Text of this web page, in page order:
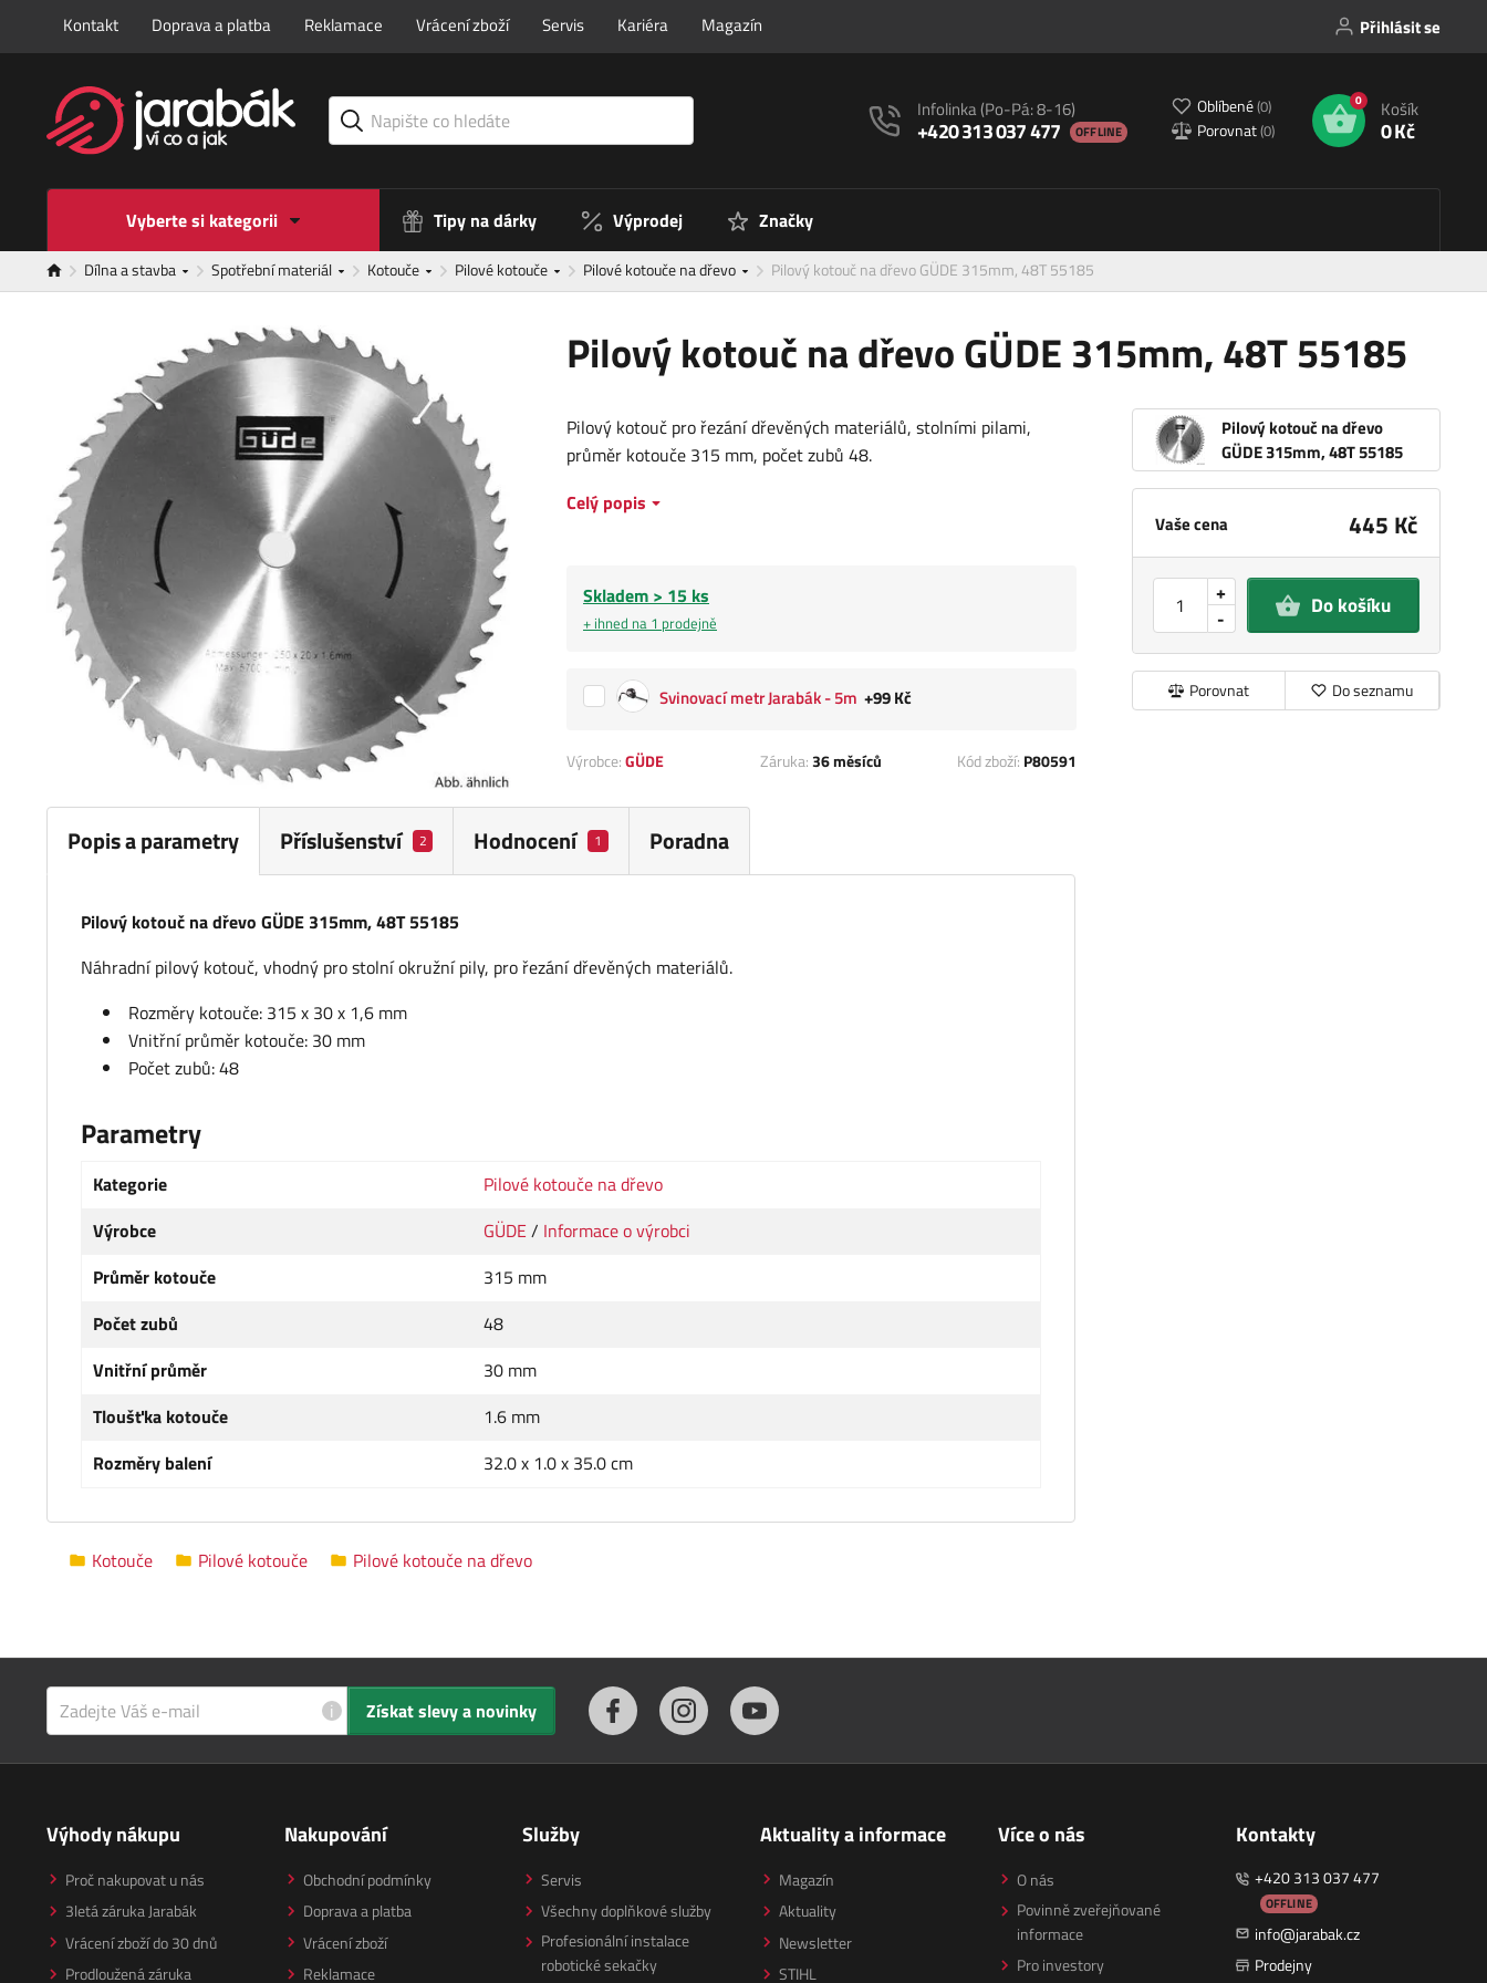
Kontakt Doprava a platba Reklamace Vrácení zboží Servis Kariéra Magazín Přihlásit se
Infolinka(Po-Pá: 8-16)
+420 313 037 477 OFFLINE
Oblíbené(0)
Porovnat(0)
0 Košík
0 Kč
Vyberte si kategorii Tipy na dárky Výprodej Značky
Dílna a stavba Spotřební materiál Kotouče Pilové kotouče Pilové kotouče na dřevo Pilový kotouč na dřevo GÜDE 315mm, 48T 55185
Pilový kotouč na dřevo GÜDE 315mm, 48T 55185
Pilový kotouč na dřevo
GÜDE 315mm, 48T 55185
Vaše cena 445 Kč
-
+ Do košíku
Porovnat Do seznamu
Pilový kotouč pro řezání dřevěných materiálů, stolními pilami,
průměr kotouče 315 mm, počet zubů 48.
Celý popis
Skladem > 15 ks
+ ihned na 1 prodejně
Svinovací metr Jarabák - 5m +99 Kč
Výrobce:GÜDE Záruka:36 měsíců Kód zboží: P80591
Popis a parametry Příslušenství 2 Hodnocení 1 Poradna
Pilový kotouč na dřevo GÜDE 315mm, 48T 55185
Náhradní pilový kotouč, vhodný pro stolní okružní pily, pro řezání dřevěných materiálů.
Rozměry kotouče: 315 x 30 x 1,6 mm
Vnitřní průměr kotouče: 30 mm
Počet zubů: 48
Parametry
Kategorie
Pilové kotouče na dřevo
Výrobce
GÜDE / Informace o výrobci
Průměr kotouče
315 mm
Počet zubů
48
Vnitřní průměr
30 mm
Tloušťka kotouče
1.6 mm
Rozměry balení
32.0 x 1.0 x 35.0 cm
Kotouče Pilové kotouče Pilové kotouče na dřevo
i Získat slevy a novinky
Výhody nákupu
Proč nakupovat u nás
3letá záruka Jarabák
Vrácení zboží do 30 dnů
Prodloužená záruka
Nakupování
Obchodní podmínky
Doprava a platba
Vrácení zboží
Reklamace
Služby
Servis
Všechny doplňkové služby
Profesionální instalace
robotické sekačky
Aktuality a informace
Magazín
Aktuality
Newsletter
STIHL
Více o nás
O nás
Povinně zveřejňované
informace
Pro investory
Kontakty
+420 313 037 477
OFFLINE
info@jarabak.cz
Prodejny